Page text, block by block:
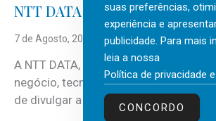
NTT DATA Insurtech Global
7 de Agosto, 2026
A NTT DATA, consultora global em
negócio, tecnologia e inteligência
de divulgar a mais recente...
suas preferências,
experiência e
publicidade. Para mais
leia a nossa
Política de privacidade
CONCORDO